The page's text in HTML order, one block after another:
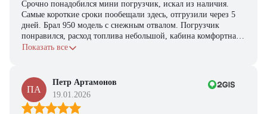
Срочно понадобился мини погрузчик, искал из наличия.
Самые короткие сроки пообещали здесь, отгрузили через 5
дней. Брал 950 модель с снежным отвалом. Погрузчик
понравился, расход топлива небольшой, кабина комфортная,
с задачами справляется.
Показать все
ПА
Петр Артамонов
19.01.2026